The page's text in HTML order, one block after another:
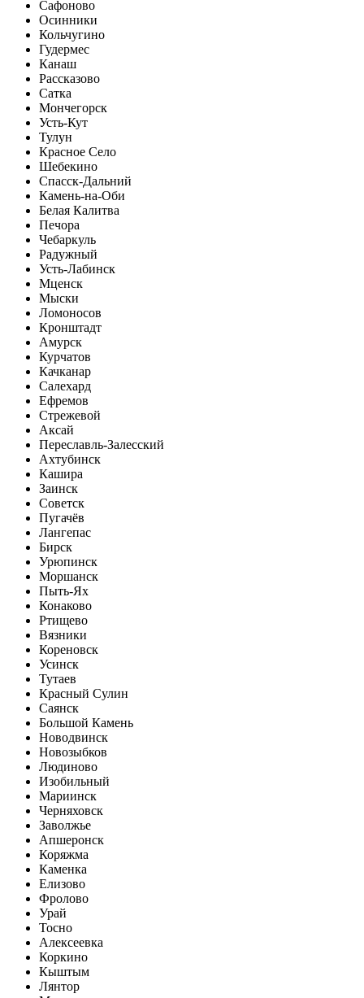
Сафоново
Осинники
Кольчугино
Гудермес
Канаш
Рассказово
Сатка
Мончегорск
Усть-Кут
Тулун
Красное Село
Шебекино
Спасск-Дальний
Камень-на-Оби
Белая Калитва
Печора
Чебаркуль
Радужный
Усть-Лабинск
Мценск
Мыски
Ломоносов
Кронштадт
Амурск
Курчатов
Качканар
Салехард
Ефремов
Стрежевой
Аксай
Переславль-Залесский
Ахтубинск
Кашира
Заинск
Советск
Пугачёв
Лангепас
Бирск
Урюпинск
Моршанск
Пыть-Ях
Конаково
Ртищево
Вязники
Кореновск
Усинск
Тутаев
Красный Сулин
Саянск
Большой Камень
Новодвинск
Новозыбков
Людиново
Изобильный
Мариинск
Черняховск
Заволжье
Апшеронск
Коряжма
Каменка
Елизово
Фролово
Урай
Тосно
Алексеевка
Коркино
Кыштым
Лянтор